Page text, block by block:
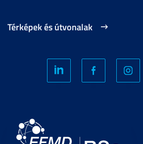
Térképek és útvonalak